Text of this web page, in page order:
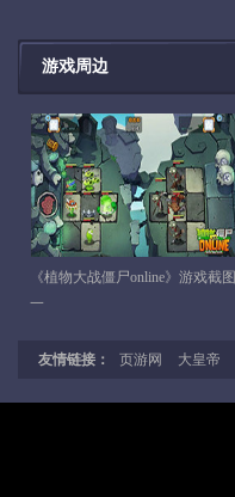
游戏周边
《植物大战僵尸online》游戏截图
一
友情链接： 页游网 大皇帝